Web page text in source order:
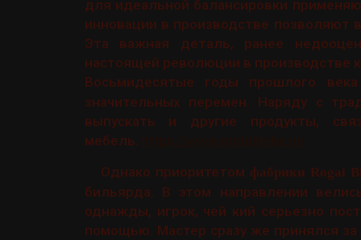
для идеальной балансировки
инновации в производстве позволяют
Эта важная деталь, ранее
настоящей революции в производстве
Восьмидесятые годы прошлого
значительных перемен. Наряду с
выпускать и другие продукты,
мебель.
Однако приоритетом фабрики Rogai
бильярда. В этом направлении
однажды, игрок, чей кий серьезно
помощью. Мастер сразу же принялся